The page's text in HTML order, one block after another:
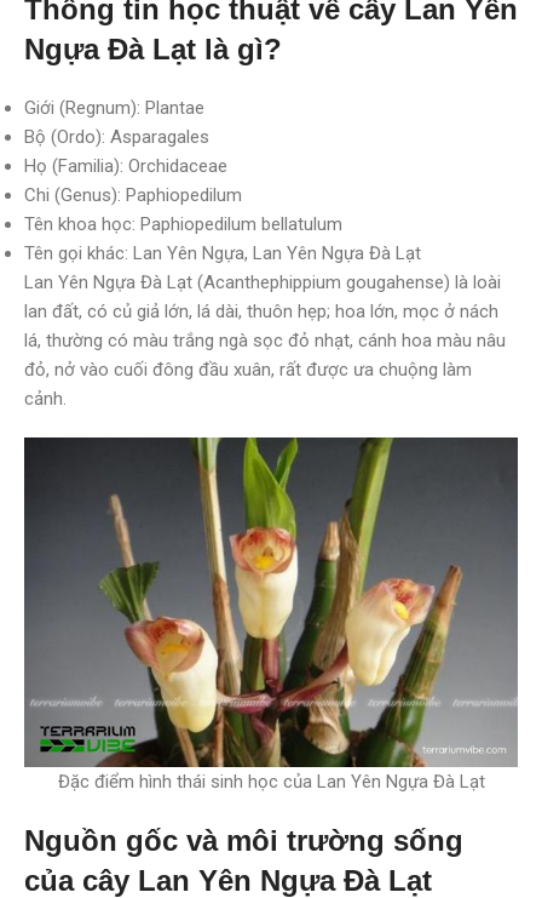
Thông tin học thuật về cây Lan Yên
Ngựa Đà Lạt là gì?
Giới (Regnum): Plantae
Bộ (Ordo): Asparagales
Họ (Familia): Orchidaceae
Chi (Genus): Paphiopedilum
Tên khoa học: Paphiopedilum bellatulum
Tên gọi khác: Lan Yên Ngựa, Lan Yên Ngựa Đà Lạt
Lan Yên Ngựa Đà Lạt (Acanthephippium gougahense) là loài
lan đất, có củ giả lớn, lá dài, thuôn hẹp; hoa lớn, mọc ở nách
lá, thường có màu trắng ngà sọc đỏ nhạt, cánh hoa màu nâu
đỏ, nở vào cuối đông đầu xuân, rất được ưa chuộng làm
cảnh.
Đặc điểm hình thái sinh học của Lan Yên Ngựa Đà Lạt
Nguồn gốc và môi trường sống
của cây Lan Yên Ngựa Đà Lạt